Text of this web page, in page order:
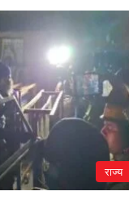
राज्य